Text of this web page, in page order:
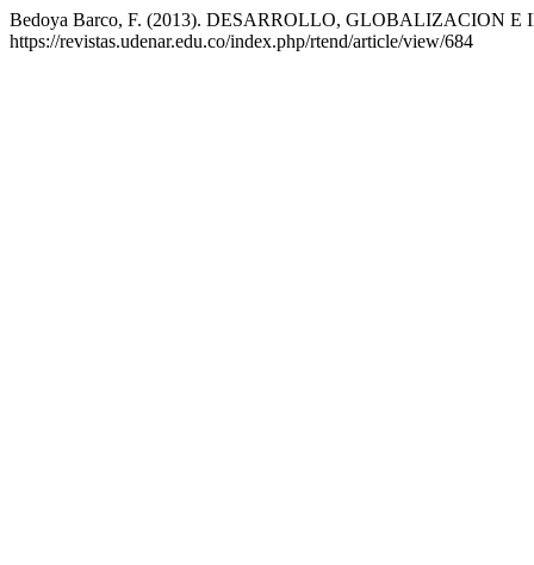
Bedoya Barco, F. (2013). DESARROLLO, GLOBALIZACION
https://revistas.udenar.edu.co/index.php/rtend/article/view/684